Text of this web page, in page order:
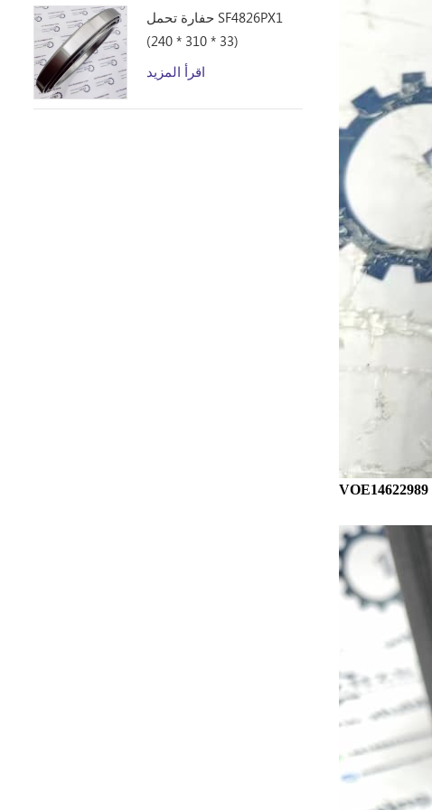
حفارة تحمل SF4826PX1
(240 * 310 * 33)
اقرأ المزيد